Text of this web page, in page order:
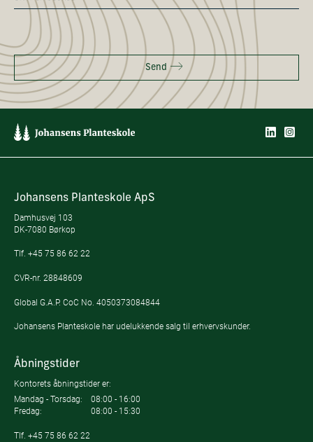
*
Send
Johansens Planteskole ApS
Damhusvej 103
DK-7080 Børkop
Tlf. +45 75 86 62 22
CVR-nr. 28848609
Global G.A.P. CoC No. 4050373084844
Johansens Planteskole har udelukkende salg til erhvervskunder.
Åbningstider
Kontorets åbningstider er:
Mandag - Torsdag:
08:00 - 16:00
Fredag:
08:00 - 15:30
Tlf. +45 75 86 62 22